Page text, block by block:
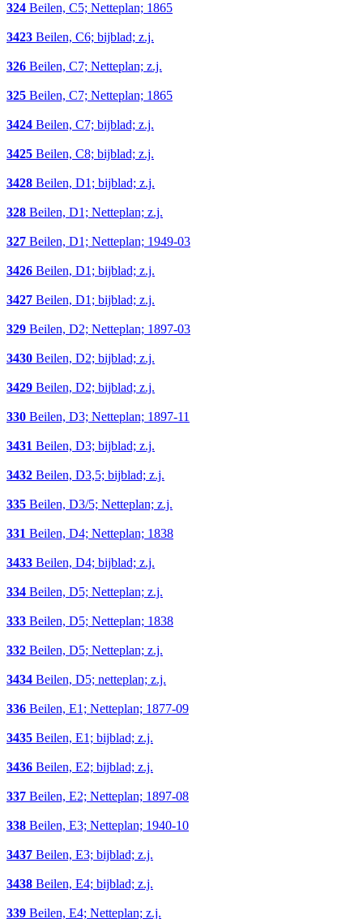
324 Beilen, C5; Netteplan; 1865
3423 Beilen, C6; bijblad; z.j.
326 Beilen, C7; Netteplan; z.j.
325 Beilen, C7; Netteplan; 1865
3424 Beilen, C7; bijblad; z.j.
3425 Beilen, C8; bijblad; z.j.
3428 Beilen, D1; bijblad; z.j.
328 Beilen, D1; Netteplan; z.j.
327 Beilen, D1; Netteplan; 1949-03
3426 Beilen, D1; bijblad; z.j.
3427 Beilen, D1; bijblad; z.j.
329 Beilen, D2; Netteplan; 1897-03
3430 Beilen, D2; bijblad; z.j.
3429 Beilen, D2; bijblad; z.j.
330 Beilen, D3; Netteplan; 1897-11
3431 Beilen, D3; bijblad; z.j.
3432 Beilen, D3,5; bijblad; z.j.
335 Beilen, D3/5; Netteplan; z.j.
331 Beilen, D4; Netteplan; 1838
3433 Beilen, D4; bijblad; z.j.
334 Beilen, D5; Netteplan; z.j.
333 Beilen, D5; Netteplan; 1838
332 Beilen, D5; Netteplan; z.j.
3434 Beilen, D5; netteplan; z.j.
336 Beilen, E1; Netteplan; 1877-09
3435 Beilen, E1; bijblad; z.j.
3436 Beilen, E2; bijblad; z.j.
337 Beilen, E2; Netteplan; 1897-08
338 Beilen, E3; Netteplan; 1940-10
3437 Beilen, E3; bijblad; z.j.
3438 Beilen, E4; bijblad; z.j.
339 Beilen, E4; Netteplan; z.j.